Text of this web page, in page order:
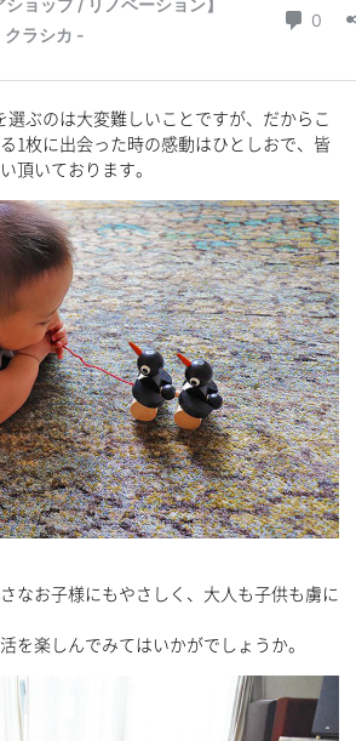
選ぶのは大変難しいことですが、だからこ
1枚に出会った時の感動はひとしおで、皆
頂いております。
なお子様にもやさしく、大人も子供も虜に
を楽しんでみてはいかがでしょうか。